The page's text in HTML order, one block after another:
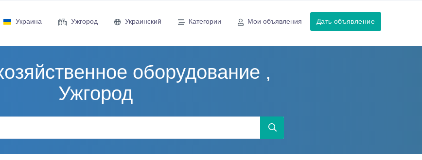
Украина Ужгород Украинский Категории Мои объявления Дать объявление
оборудование ,
Ужгород